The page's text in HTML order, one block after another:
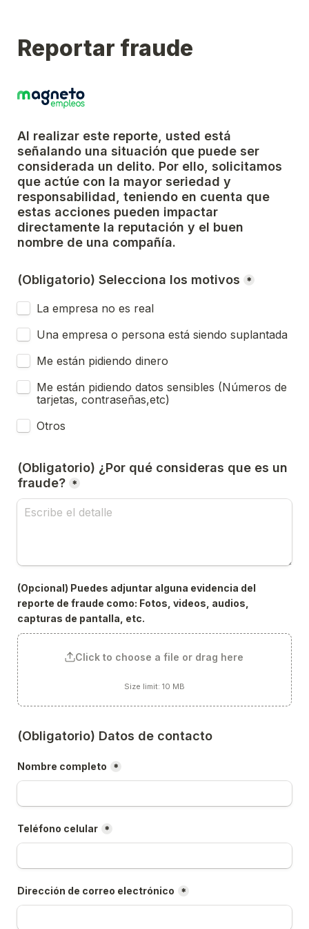
Reportar fraude
Al realizar este reporte, usted está
señalando una situación que puede ser
considerada un delito. Por ello, solicitamos
que actúe con la mayor seriedad y
responsabilidad, teniendo en cuenta que
estas acciones pueden impactar
directamente la reputación y el buen
nombre de una compañía.
(Obligatorio) Selecciona los motivos *
La empresa no es real
Una empresa o persona está siendo suplantada
Me están pidiendo dinero
Me están pidiendo datos sensibles (Números de
tarjetas, contraseñas,etc)
Otros
(Obligatorio) ¿Por qué consideras que es un
fraude? *
(Opcional) Puedes adjuntar alguna evidencia del
reporte de fraude como: Fotos, videos, audios,
capturas de pantalla, etc.
Click to choose a file or drag here
Size limit: 10 MB
(Obligatorio) Datos de contacto
Nombre completo *
Teléfono celular *
Dirección de correo electrónico *